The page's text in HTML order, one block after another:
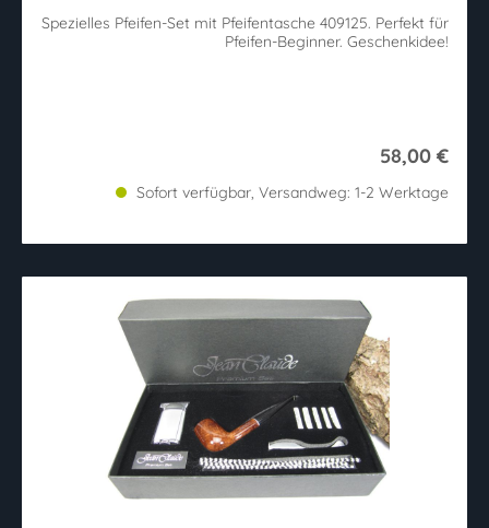
Spezielles Pfeifen-Set mit Pfeifentasche 409125. Perfekt für
Pfeifen-Beginner. Geschenkidee!
58,00 €
Sofort verfügbar, Versandweg: 1-2 Werktage